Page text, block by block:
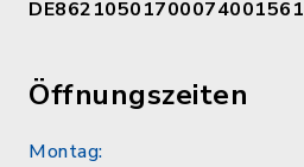
DE86210501700074001561
Öffnungszeiten
Montag: